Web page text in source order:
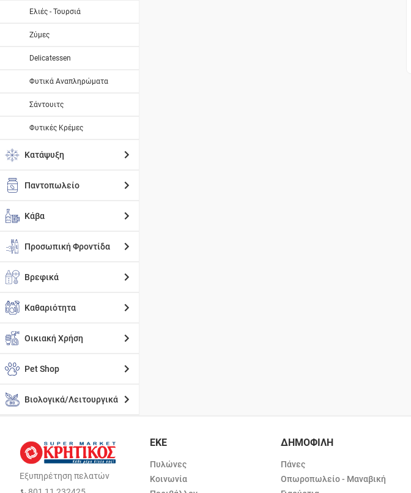
Ελιές - Τουρσιά
Ζύμες
Delicatessen
Φυτικά Αναπληρώματα
Σάντουιτς
Φυτικές Κρέμες
Κατάψυξη
Παντοπωλείο
Κάβα
Προσωπική Φροντίδα
Βρεφικά
Καθαριότητα
Οικιακή Χρήση
Pet Shop
Βιολογικά/Λειτουργικά
Εξυπηρέτηση πελατών
ΕΚΕ
Πυλώνες
Κοινωνία
ΔΗΜΟΦΙΛΗ
Πάνες
Οπωροπωλείο - Μαναβική